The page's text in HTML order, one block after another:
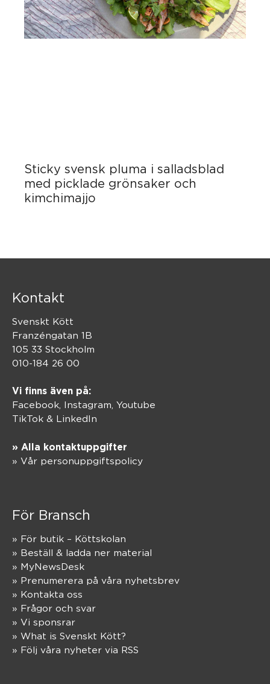
Sticky svensk pluma i salladsblad
med picklade grönsaker och
kimchimajjo
Kontakt
Svenskt Kött
Franzéngatan 1B
105 33 Stockholm
010-184 26 00
Vi finns även på:
Facebook, Instagram Youtube
TikTok & LinkedIn
» Alla kontaktuppgifter
» Vår personuppgiftspolicy
För Bransch
» För butik – Köttskolan
» Beställ & ladda ner material
» MyNewsDesk
» Prenumerera på våra nyhetsbrev
» Kontakta oss
» Frågor och svar
» Vi sponsrar
» What is Svenskt Kött?
» Följ våra nyheter via RSS